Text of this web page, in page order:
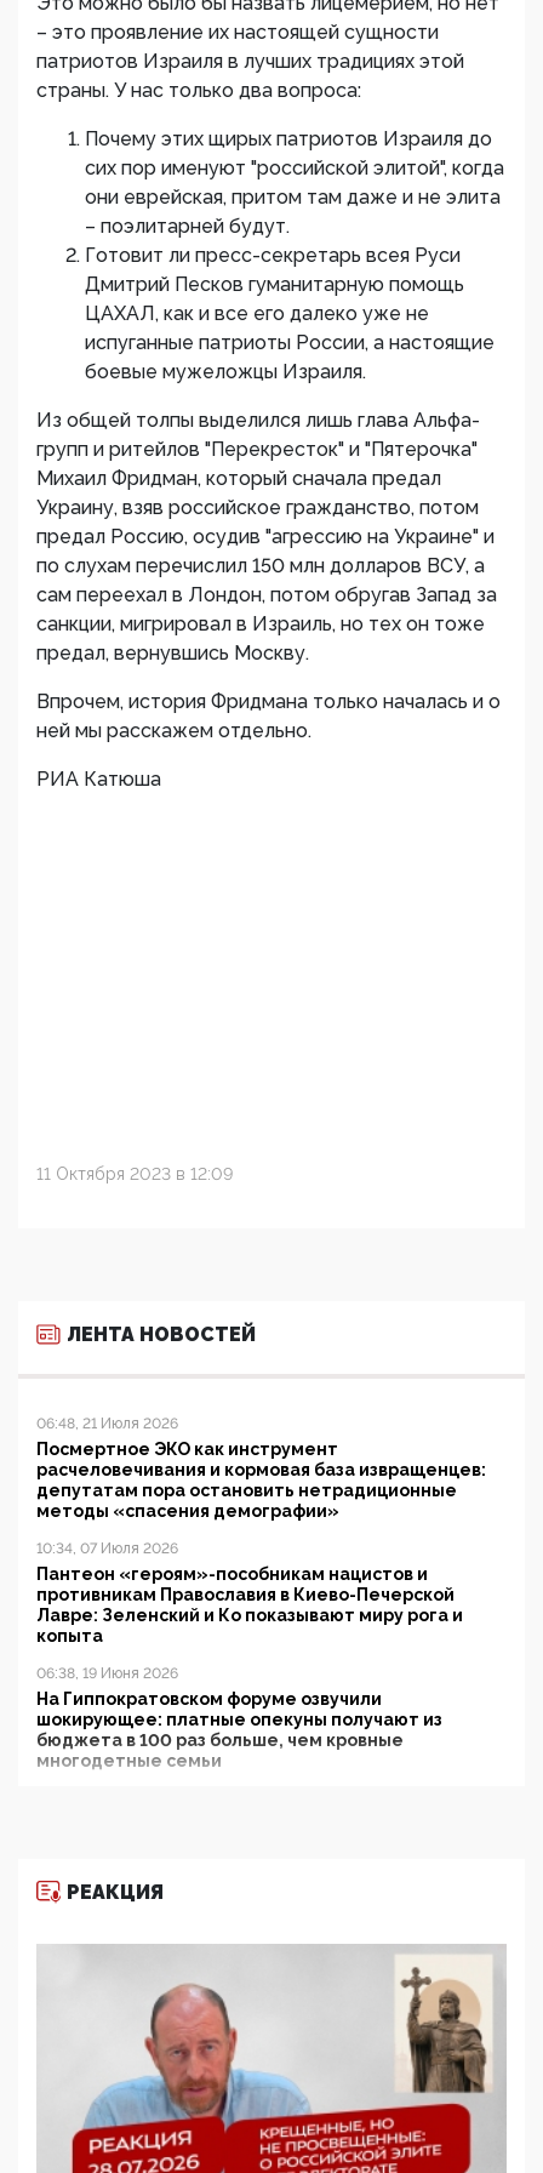
– это проявление их настоящей сущности
патриотов Израиля в лучших традициях этой
страны. У нас только два вопроса:
Почему этих щирых патриотов Израиля до
сих пор именуют "российской элитой", когда
они еврейская, притом там даже и не элита
– поэлитарней будут.
Готовит ли пресс-секретарь всея Руси
Дмитрий Песков гуманитарную помощь
ЦАХАЛ, как и все его далеко уже не
испуганные патриоты России, а настоящие
боевые мужеложцы Израиля.
Из общей толпы выделился лишь глава Альфа-
групп и ритейлов "Перекресток" и "Пятерочка"
Михаил Фридман, который сначала предал
Украину, взяв российское гражданство, потом
предал Россию, осудив "агрессию на Украине" и
по слухам перечислил 150 млн долларов ВСУ, а
сам переехал в Лондон, потом обругав Запад за
санкции, мигрировал в Израиль, но тех он тоже
предал, вернувшись Москву.
Впрочем, история Фридмана только началась и о
ней мы расскажем отдельно.
РИА Катюша
11 Октября 2023 в 12:09
ЛЕНТА НОВОСТЕЙ
06:48, 21 Июля 2026
Посмертное ЭКО как инструмент
расчеловечивания и кормовая база извращенцев:
депутатам пора остановить нетрадиционные
методы «спасения демографии»
10:34, 07 Июля 2026
Пантеон «героям»-пособникам нацистов и
противникам Православия в Киево-Печерской
Лавре: Зеленский и Ко показывают миру рога и
копыта
06:38, 19 Июня 2026
На Гиппократовском форуме озвучили
шокирующее: платные опекуны получают из
бюджета в 100 раз больше, чем кровные
многодетные семьи
11:53, 09 Июня 2026
деятельность ИИТО ЮНЕСКО в России, но
цифроглобалисты продолжают определять
повестку в образовании
09:43, 01 Июня 2026
5G за счет здоровья граждан: Минцифры намерено
отобрать у регионов и муниципалитетов право
защищать жилые дома и социальные объекты от
05:58, 26 Мая 2026
РЕАКЦИЯ